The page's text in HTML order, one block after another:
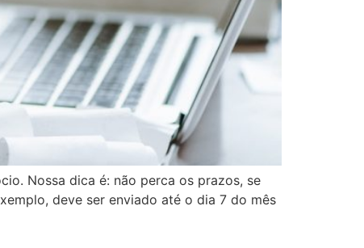
Nossa dica é: não perca os prazos, se
deve ser enviado até o dia 7 do mês